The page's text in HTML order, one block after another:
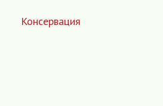
Консервация